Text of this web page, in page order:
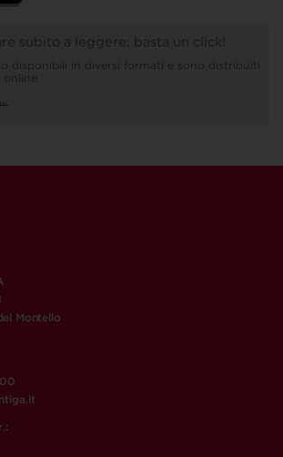
subito a leggere: basta un click!
disponibili in diversi formati e sono distribuiti
Montello